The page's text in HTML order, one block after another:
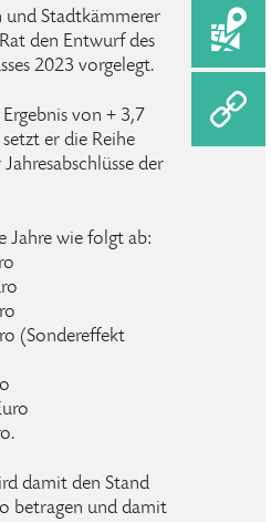
und Stadtkämmerer
den Entwurf des
2023 vorgelegt.
von + 3,7
er die Reihe
der
Jahre wie folgt ab:
(Sondereffekt
damit den Stand
betragen und damit